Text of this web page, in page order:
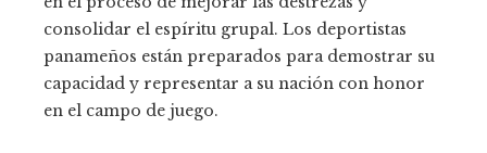
consolidar el espíritu grupal. Los deportistas
panameños están preparados para demostrar su
capacidad y representar a su nación con honor
en el campo de juego.